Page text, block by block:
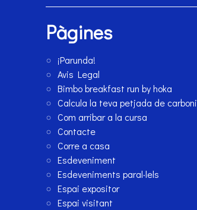
Pàgines
¡Parunda!
Avis Legal
Bimbo breakfast run by hoka
Calcula la teva petjada de carboni
Com arribar a la cursa
Contacte
Corre a casa
Esdeveniment
Esdeveniments paral·lels
Espai expositor
Espai visitant